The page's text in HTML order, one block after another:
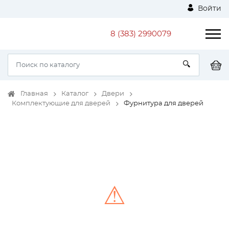
Войти
8 (383) 2990079
Главная Каталог
Двери
Комплектующие для дверей
Фурнитура для дверей
⚠